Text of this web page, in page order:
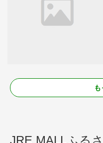
も
JRE MALLふる